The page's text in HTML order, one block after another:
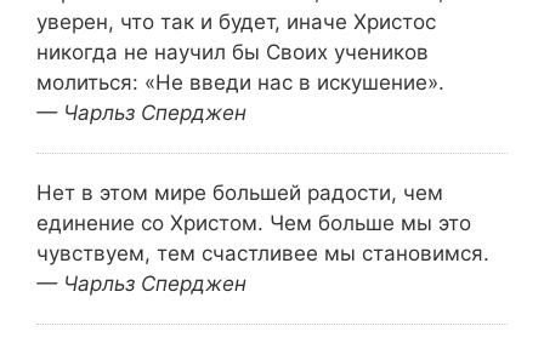
уверен, что так и будет, иначе Христос
никогда не научил бы Своих учеников
молиться: «Не введи нас в искушение».
— Чарльз Сперджен
Нет в этом мире большей радости, чем
единение со Христом. Чем больше мы это
чувствуем, тем счастливее мы становимся.
— Чарльз Сперджен